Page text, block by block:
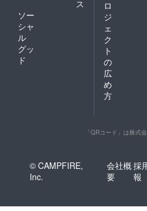
ス
ソー
シャ
ル
グッ
ド
ロ
ジ
ェ
ク
ト
の
広
め
方
「QRコード」は株式
© CAMPFIRE,
Inc.
会社概
要
採
報